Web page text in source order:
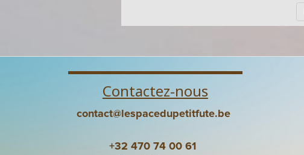
Contactez-nous
contact@lespacedupetitfute.be
+32 470 74 00 61